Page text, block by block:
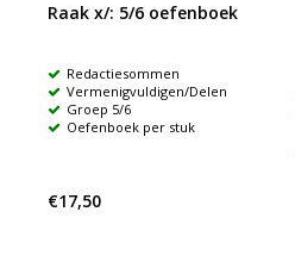
Raak x/: 5/6 oefenboek
Redactiesommen
Vermenigvuldigen/Delen
Groep 5/6
Oefenboek per stuk
€17,50